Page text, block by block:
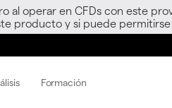
al operar en CFDs con este
producto y si puede
Formación